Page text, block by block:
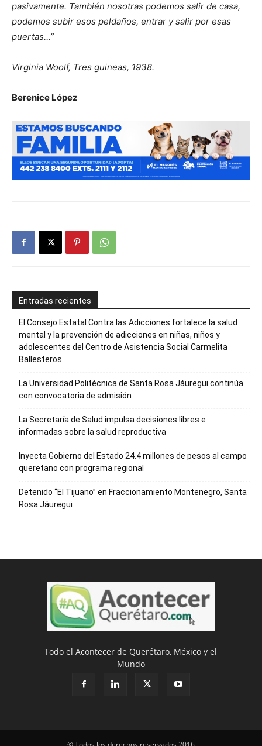
pasivamente. También nosotras podemos salir de casa,
podemos subir esos peldaños, entrar y salir por esas
puertas…”
Virginia Woolf, Tres guineas, 1938.
Berenice López
Entradas recientes
El Consejo Estatal Contra las Adicciones fortalece la salud
mental y la prevención de adicciones en niñas, niños y
adolescentes del Centro de Asistencia Social Carmelita
Ballesteros
La Universidad Politécnica de Santa Rosa Jáuregui continúa
con convocatoria de admisión
La Secretaría de Salud impulsa decisiones libres e
informadas sobre la salud reproductiva
Inyecta Gobierno del Estado 24.4 millones de pesos al campo
queretano con programa regional
Detenido “El Tijuano” en Fraccionamiento Montenegro, Santa
Rosa Jáuregui
Todo el Acontecer de Querétaro, México y el
Mundo